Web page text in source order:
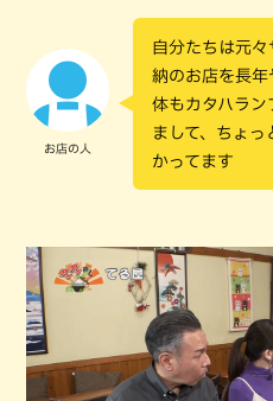
お店の人
自分たちは元
納のお店を長年
体もカタハラン
まして、ちょ
かってます